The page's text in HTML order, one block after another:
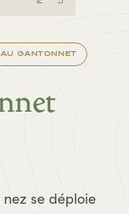
GANTONNET
se déploie